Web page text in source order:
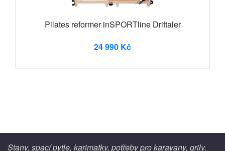
Pilates reformer inSPORTline Driftaler
24 990 Kč
Stany, spací pytle, karimatky, potřeby pro karavany, grily,